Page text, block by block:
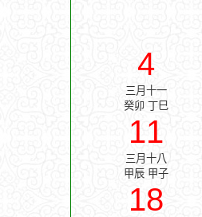
4
三月十一
癸卯 丁巳
11
三月十八
甲辰 甲子
18